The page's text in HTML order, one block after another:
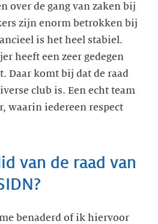
over de gang van zaken bij
zijn enorm betrokken bij
is het heel stabiel.
heeft een zeer gedegen
Daar komt bij dat de raad
club is. Een echt team
waarin iedereen respect
van de raad van
benaderd of ik hiervoor